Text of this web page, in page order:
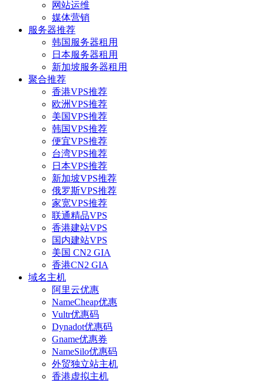
网站运维
媒体营销
服务器推荐
韩国服务器租用
日本服务器租用
新加坡服务器租用
聚合推荐
香港VPS推荐
欧洲VPS推荐
美国VPS推荐
韩国VPS推荐
便宜VPS推荐
台湾VPS推荐
日本VPS推荐
新加坡VPS推荐
俄罗斯VPS推荐
家宽VPS推荐
联通精品VPS
香港建站VPS
国内建站VPS
美国 CN2 GIA
香港CN2 GIA
域名主机
阿里云优惠
NameCheap优惠
Vultr优惠码
Dynadot优惠码
Gname优惠券
NameSilo优惠码
外贸独立站主机
香港虚拟主机